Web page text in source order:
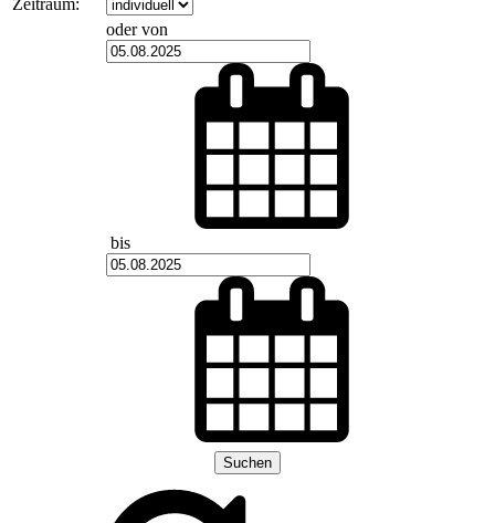
oder von
bis
Suchen